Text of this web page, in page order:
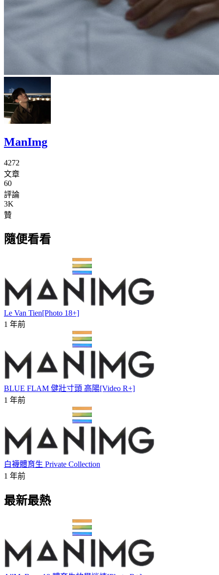
ManImg
4272
文章
60
評論
3K
贊
隨便看看
Le Van Tien[Photo 18+]
1 年前
BLUE FLAM 健壯寸頭 高陽[Video R+]
1 年前
白襪體育生 Private Collection
1 年前
最新最熱